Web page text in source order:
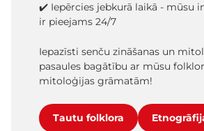
✔️ Iepērcies jebkurā laikā - mūsu
ir pieejams 24/7
Iepazīsti senču zināšanas un
pasaules bagātību ar mūsu
mitoloģijas grāmatām!
Tautu folklora